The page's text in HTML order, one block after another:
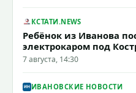
КСТАТИ.NEWS
Ребёнок из Иванова
электрокаром под
7 августа, 14:30
ИВАНОВСКИЕ НОВОСТИ